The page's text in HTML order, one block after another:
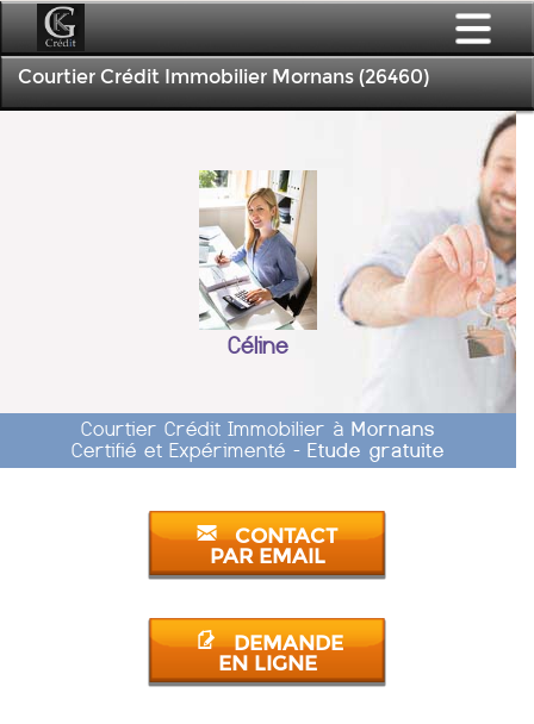
Courtier Crédit Immobilier Mornans (26460)
Céline
Courtier Crédit Immobilier à Mornans
Certifié et Expérimenté - Etude gratuite
CONTACT
PAR EMAIL
DEMANDE
EN LIGNE